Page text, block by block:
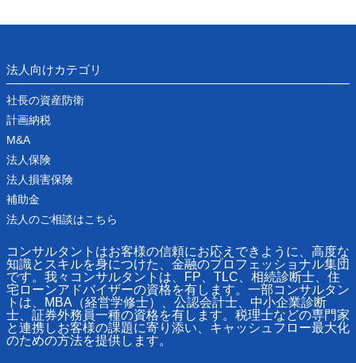
法人向けカテゴリ
社長の資産防衛
計画納税
M&A
法人保険
法人損害保険
補助金
法人のご相談はこちら
コンサルタントはお客様の信頼にお応えできように、高度な
知識とスキルを身につけた、金融のプロフェッショナル集団
です。我々コンサルタントは、FP、TLC、相続診断士、住
宅ローンアドバイザーの資格を有します。一部コンサルタン
トは、MBA（経営学修士）、公認会計士、中小企業診断
士、証券外務員一種の資格を有します。税理士などの専門家
と連携しお客様の課題に寄り添い、キャッシュフロー最大化
のための方法を提供します。